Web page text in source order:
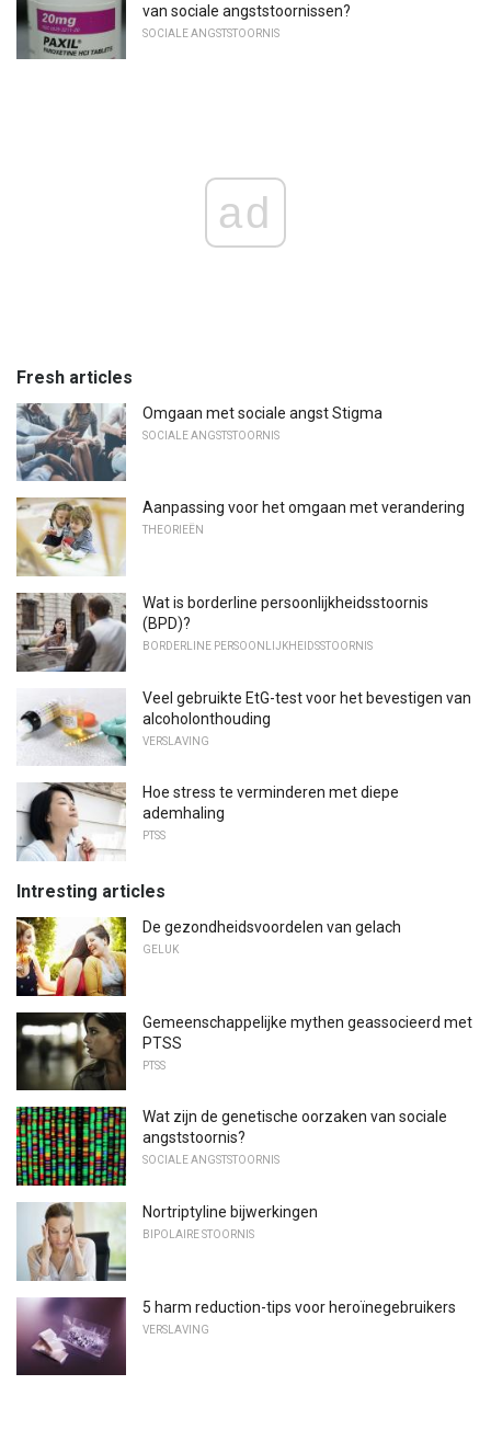
van sociale angststoornissen?
SOCIALE ANGSTSTOORNIS
ad
Fresh articles
Omgaan met sociale angst Stigma
SOCIALE ANGSTSTOORNIS
Aanpassing voor het omgaan met verandering
THEORIEËN
Wat is borderline persoonlijkheidsstoornis
(BPD)?
BORDERLINE PERSOONLIJKHEIDSSTOORNIS
Veel gebruikte EtG-test voor het bevestigen van
alcoholonthouding
VERSLAVING
Hoe stress te verminderen met diepe
ademhaling
PTSS
Intresting articles
De gezondheidsvoordelen van gelach
GELUK
Gemeenschappelijke mythen geassocieerd met
PTSS
PTSS
Wat zijn de genetische oorzaken van sociale
angststoornis?
SOCIALE ANGSTSTOORNIS
Nortriptyline bijwerkingen
BIPOLAIRE STOORNIS
5 harm reduction-tips voor heroïnegebruikers
VERSLAVING